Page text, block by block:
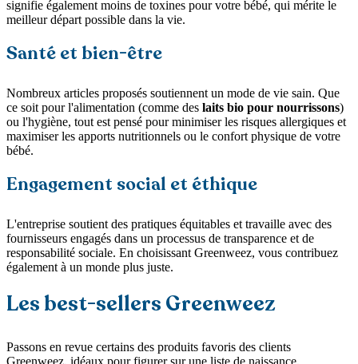
signifie également moins de toxines pour votre bébé, qui mérite le
meilleur départ possible dans la vie.
Santé et bien-être
Nombreux articles proposés soutiennent un mode de vie sain. Que
ce soit pour l'alimentation (comme des laits bio pour nourrissons)
ou l'hygiène, tout est pensé pour minimiser les risques allergiques et
maximiser les apports nutritionnels ou le confort physique de votre
bébé.
Engagement social et éthique
L'entreprise soutient des pratiques équitables et travaille avec des
fournisseurs engagés dans un processus de transparence et de
responsabilité sociale. En choisissant Greenweez, vous contribuez
également à un monde plus juste.
Les best-sellers Greenweez
Passons en revue certains des produits favoris des clients
Greenweez, idéaux pour figurer sur une liste de naissance.